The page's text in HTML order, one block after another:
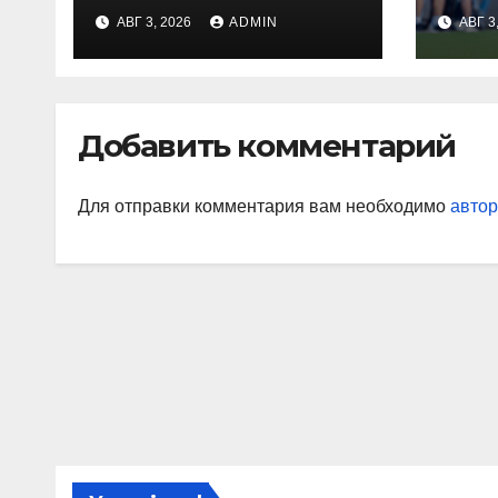
электроэнергию
на Украине из-за
дефицита
АВГ 3, 2026 ADMIN АВГ
Добавить комментарий
Для отправки комментария вам необходимо